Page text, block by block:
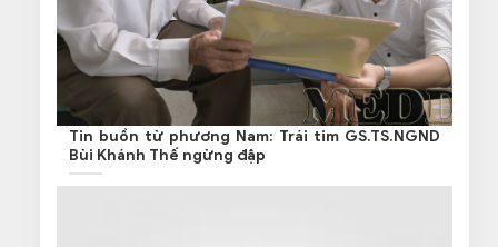
Tin buồn từ phương Nam: Trái tim GS.TS.NGND
Bùi Khánh Thế ngừng đập